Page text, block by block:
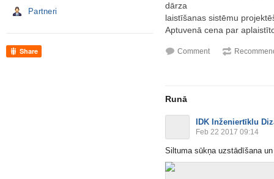
Partneri
Share
dārza
laistīšanas sistēmu
Aptuvenā cena par
Comment
Runā
IDK Inženiertīklu
Feb 22 2017 09:14
Siltuma sūkņa uzstādīšana